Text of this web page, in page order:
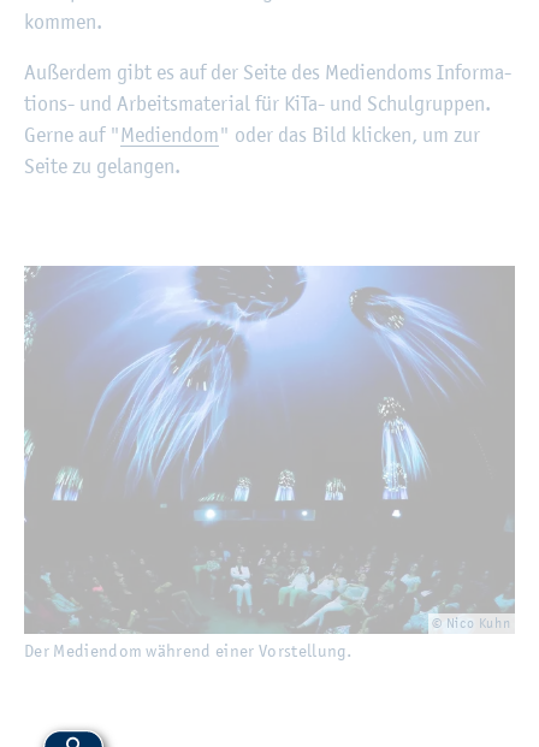
kom­men.
Au­ßer­dem gibt es auf der Seite des Me­di­en­doms In­for­ma­
ti­ons- und Ar­beits­ma­te­ri­al für KiTa- und Schul­grup­pen.
Gerne auf "Me­di­en­dom" oder das Bild kli­cken, um zur
Seite zu ge­lan­gen.
© Nico Kuhn
Der Me­di­en­dom wäh­rend einer Vor­stel­lung.